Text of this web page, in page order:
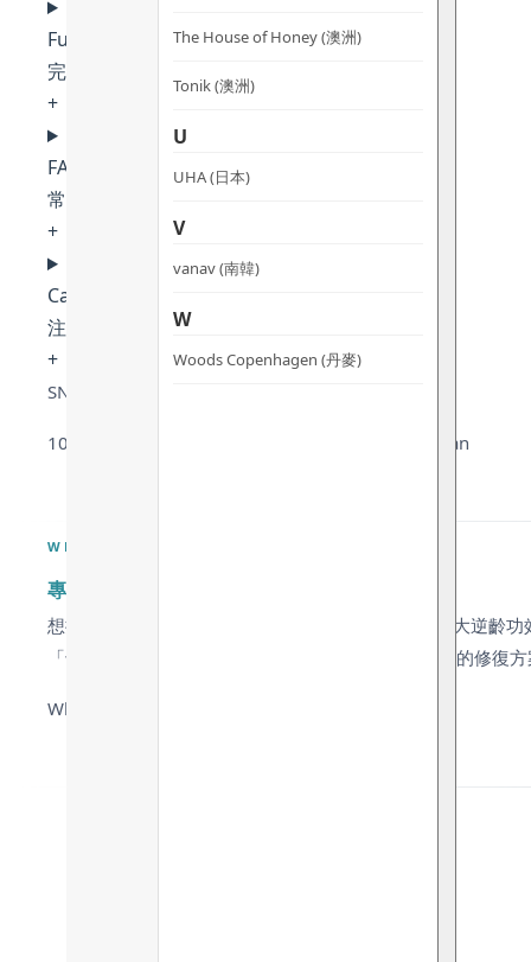
The House of Honey (澳洲)
Tonik (澳洲)
U
UHA (日本)
V
vanav (南韓)
W
Woods Copenhagen (丹麥)
Full INCI List
完整成分表
+
FAQ
常見問題
+
Cautions
注意事項
+
SNOW FOX
100% Natural · Zero Chemical Preservatives · Vegan
WHY CHOOSE
專利氫化技術 敏感肌也能擁有的A醇逆齡奇蹟
想抗衰老又怕A醇刺激？ 傳統A醇（Retinol）雖具強大逆齡
「千年清酒發酵技術」，為您提供安全、穩定且高效的修復
Why Choose